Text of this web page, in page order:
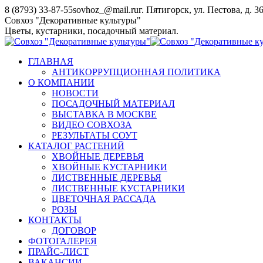
Перейти
к
содержанию
8 (8793) 33-87-55sovhoz_@mail.ruг. Пятигорск, ул. Пестова, д. 36
Совхоз "Декоративные культуры"
Цветы, кустарники, посадочный материал.
ГЛАВНАЯ
АНТИКОРРУПЦИОННАЯ ПОЛИТИКА
О КОМПАНИИ
НОВОСТИ
ПОСАДОЧНЫЙ МАТЕРИАЛ
ВЫСТАВКА В МОСКВЕ
ВИДЕО СОВХОЗА
РЕЗУЛЬТАТЫ СОУТ
КАТАЛОГ РАСТЕНИЙ
ХВОЙНЫЕ ДЕРЕВЬЯ
ХВОЙНЫЕ КУСТАРНИКИ
ЛИСТВЕННЫЕ ДЕРЕВЬЯ
ЛИСТВЕННЫЕ КУСТАРНИКИ
ЦВЕТОЧНАЯ РАССАДА
РОЗЫ
КОНТАКТЫ
ДОГОВОР
ФОТОГАЛЕРЕЯ
ПРАЙС-ЛИСТ